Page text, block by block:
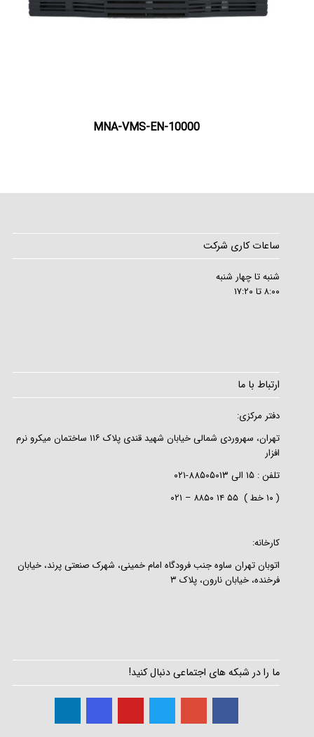
MNA-VMS-EN-10000
ساعات کاری شرکت
شنبه تا چهار شنبه
۸:۰۰ تا ۱۷:۲۰
ارتباط با ما
دفتر مرکزی:
تهران، سهروردی شمالی خیابان شهید قندی پلاک ۱۱۶ ساختمان میکرو نرم
افزار
تلفن : ۱۵ الی ۸۸۵۰۵۰۱۳-۰۲۱
( ۱۰ خط ) ۵۵ ۱۴ ۸۸۵۰ – ۰۲۱
کارخانه:
اتوبان تهران ساوه جنب فرودگاه امام خمینی، شهرک صنعتی پرند، خیابان
فرخنده، خیابان نارون، پلاک ۳
ما را در شبکه های اجتماعی دنبال کنید!